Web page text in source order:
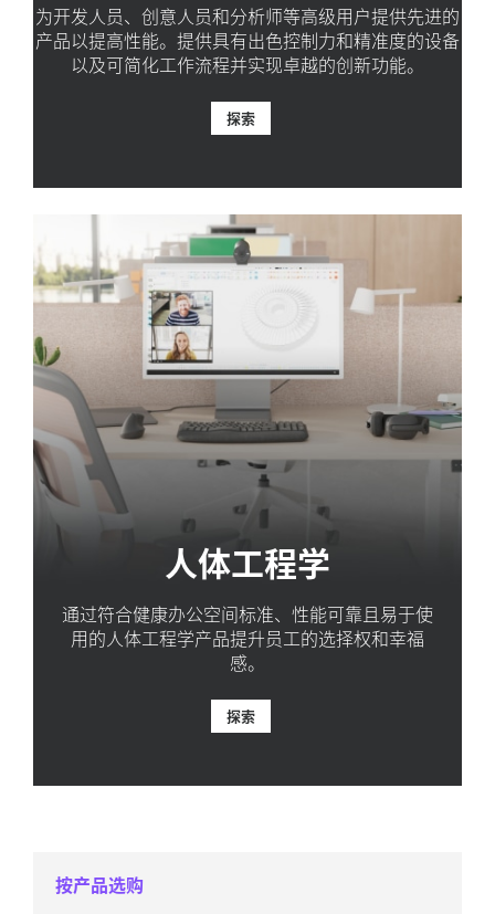
为开发人员、创意人员和分析师等高级用户提供先进的
产品以提高性能。提供具有出色控制力和精准度的设备
以及可简化工作流程并实现卓越的创新功能。
探索
人体工程学
通过符合健康办公空间标准、性能可靠且易于使
用的人体工程学产品提升员工的选择权和幸福
感。
探索
按产品选购